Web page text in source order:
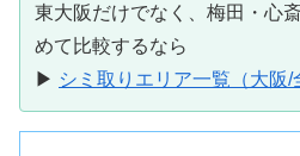
東大阪だけでなく、梅田・心
めて比較するなら
▶ シミ取りエリア一覧（大阪/